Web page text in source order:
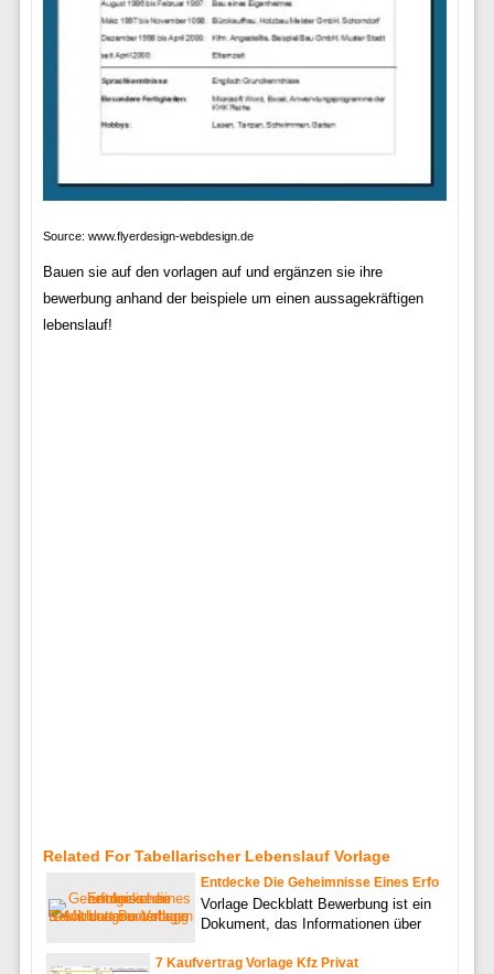
Source: www.flyerdesign-webdesign.de
Bauen sie auf den vorlagen auf und ergänzen sie ihre
bewerbung anhand der beispiele um einen aussagekräftigen
lebenslauf!
Related For Tabellarischer Lebenslauf Vorlage
Entdecke Die Geheimnisse Eines Erfo
Vorlage Deckblatt Bewerbung ist ein
Dokument, das Informationen über
7 Kaufvertrag Vorlage Kfz Privat